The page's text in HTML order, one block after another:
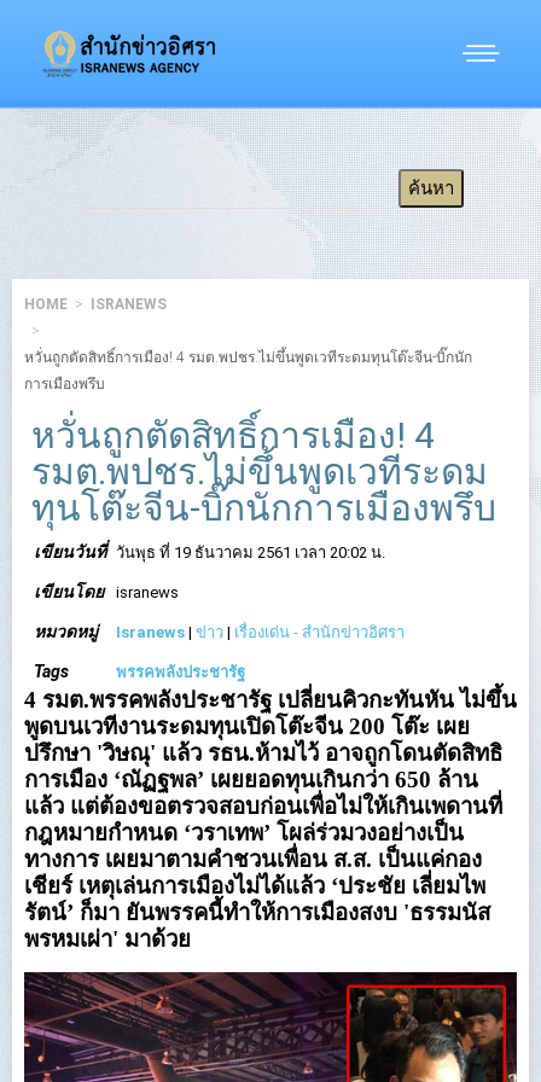
HOME ISRANEWS
หวั่นถูกตัดสิทธิ์การเมือง! 4 รมต.พปชร.ไม่ขึ้นพูดเวทีระดมทุนโต๊ะจีน-บิ๊กนัก
การเมืองพรึบ
หวั่นถูกตัดสิทธิ์การเมือง! 4
รมต.พปชร.ไม่ขึ้นพูดเวทีระดม
ทุนโต๊ะจีน-บิ๊กนักการเมืองพรึบ
เขียนวันที่ วันพุธ ที่ 19 ธันวาคม 2561 เวลา 20:02 น.
เขียนโดย isranews
หมวดหมู่ Isranews | ข่าว | เรื่องเด่น - สำนักข่าวอิศรา
Tags พรรคพลังประชารัฐ
4 รมต.พรรคพลังประชารัฐ เปลี่ยนคิวกะทันหัน ไม่ขึ้น
พูดบนเวทีงานระดมทุนเปิดโต๊ะจีน 200 โต๊ะ เผย
ปรึกษา 'วิษณุ' แล้ว รธน.ห้ามไว้ อาจถูกโดนตัดสิทธิ
การเมือง ‘ณัฏฐพล’ เผยยอดทุนเกินกว่า 650 ล้าน
แล้ว แต่ต้องขอตรวจสอบก่อนเพื่อไม่ให้เกินเพดานที่
กฎหมายกำหนด ‘วราเทพ’ โผล่ร่วมวงอย่างเป็น
ทางการ เผยมาตามคำชวนเพื่อน ส.ส. เป็นแค่กอง
เชียร์ เหตุเล่นการเมืองไม่ได้แล้ว ‘ประชัย เลี่ยมไพ
รัตน์’ ก็มา ยันพรรคนี้ทำให้การเมืองสงบ 'ธรรมนัส
พรหมเผ่า' มาด้วย